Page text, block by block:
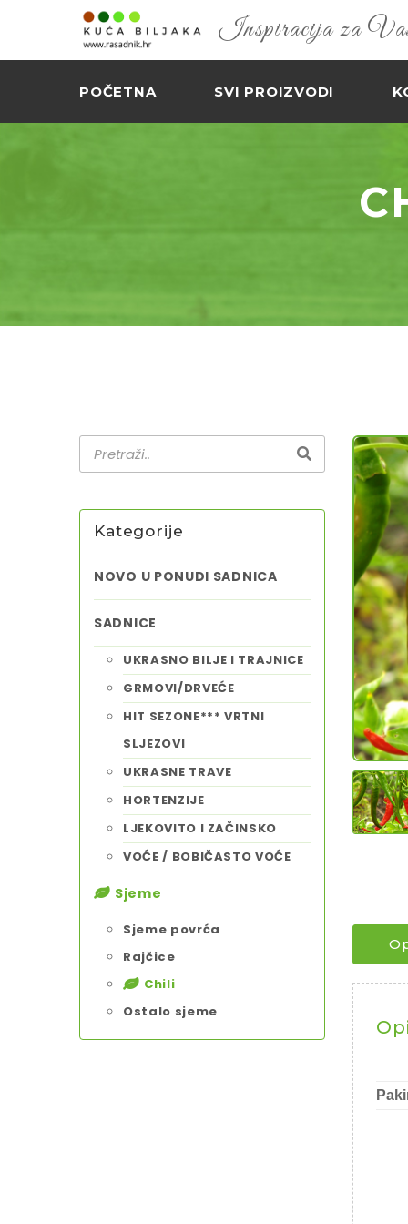
Inspiracija za
POČETNA SVI PROIZVODI
Kategorije
NOVO U PONUDI SADNICA
SADNICE
UKRASNO BILJE I TRAJNICE
GRMOVI/DRVEĆE
HIT SEZONE*** VRTNI
SLJEZOVI
UKRASNE TRAVE
HORTENZIJE
LJEKOVITO I ZAČINSKO
VOĆE / BOBIČASTO VOĆE
Sjeme
Sjeme povrća
Rajčice
Chili
Ostalo sjeme